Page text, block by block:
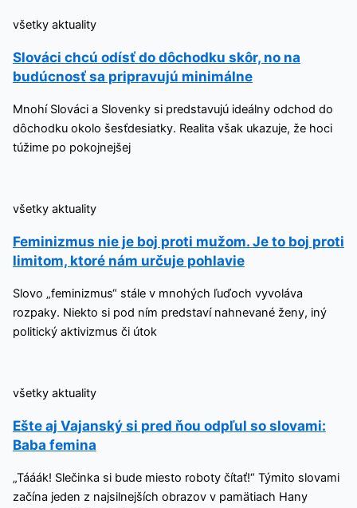
všetky aktuality
Slováci chcú odísť do dôchodku skôr, no na
budúcnosť sa pripravujú minimálne
Mnohí Slováci a Slovenky si predstavujú ideálny odchod do
dôchodku okolo šesťdesiatky. Realita však ukazuje, že hoci
túžime po pokojnejšej
všetky aktuality
Feminizmus nie je boj proti mužom. Je to boj proti
limitom, ktoré nám určuje pohlavie
Slovo „feminizmus“ stále v mnohých ľuďoch vyvoláva
rozpaky. Niekto si pod ním predstaví nahnevané ženy, iný
politický aktivizmus či útok
všetky aktuality
Ešte aj Vajanský si pred ňou odpľul so slovami:
Baba femina
„Tááák! Slečinka si bude miesto roboty čítať!“ Týmito slovami
začína jeden z najsilnejších obrazov v pamätiach Hany